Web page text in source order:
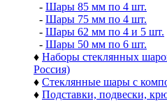
- Шары 85 мм по 4 шт.
- Шары 75 мм по 4 шт.
- Шары 62 мм по 4 и 5 шт.
- Шары 50 мм по 6 шт.
♦ Наборы стеклянных
Россия)
♦ Стеклянные шары с
♦ Подставки, подвески,